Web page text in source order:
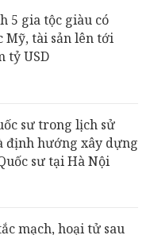
5 gia tộc giàu có
Mỹ, tài sản lên tới
tỷ USD
sư trong lịch sử
định hướng xây dựng
sư tại Hà Nội
mạch, hoại tử sau